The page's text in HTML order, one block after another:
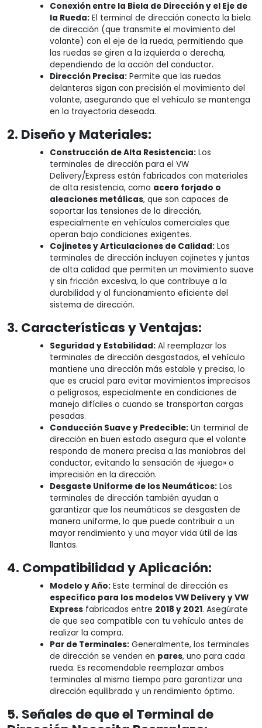
Conexión entre la Biela de Dirección y el Eje de
la Rueda:El terminal de dirección conecta la biela
de dirección (que transmite el movimiento del
volante) con el eje de la rueda, permitiendo que
las ruedas se giren a la izquierda o derecha,
dependiendo de la acción del conductor.
Dirección Precisa:Permite que las ruedas
delanteras sigan con precisión el movimiento del
volante, asegurando que el vehículo se mantenga
en la trayectoria deseada.
2. Diseño y Materiales:
Construcción de Alta Resistencia:Los
terminales de dirección para el VW
Delivery/Express están fabricados con materiales
de alta resistencia, como acero forjado o
aleaciones metálicas, que son capaces de
soportar las tensiones de la dirección,
especialmente en vehículos comerciales que
operan bajo condiciones exigentes.
Cojinetes y Articulaciones de Calidad:Los
terminales de dirección incluyen cojinetes y juntas
de alta calidad que permiten un movimiento suave
y sin fricción excesiva, lo que contribuye a la
durabilidad y al funcionamiento eficiente del
sistema de dirección.
3. Características y Ventajas:
Seguridad y Estabilidad:Al reemplazar los
terminales de dirección desgastados, el vehículo
mantiene una dirección más estable y precisa, lo
que es crucial para evitar movimientos imprecisos
o peligrosos, especialmente en condiciones de
manejo difíciles o cuando se transportan cargas
pesadas.
Conducción Suave y Predecible:Un terminal de
dirección en buen estado asegura que el volante
responda de manera precisa a las maniobras del
conductor, evitando la sensación de «juego» o
imprecisión en la dirección.
Desgaste Uniforme de los Neumáticos:Los
terminales de dirección también ayudan a
garantizar que los neumáticos se desgasten de
manera uniforme, lo que puede contribuir a un
mayor rendimiento y una mayor vida útil de las
llantas.
4. Compatibilidad y Aplicación:
Modelo y Año:Este terminal de dirección es
específico para los modelos VW Delivery y VW
Expressfabricados entre 2018 y 2021. Asegúrate
de que sea compatible con tu vehículo antes de
realizar la compra.
Par de Terminales:Generalmente, los terminales
de dirección se venden en pares, uno para cada
rueda. Es recomendable reemplazar ambos
terminales al mismo tiempo para garantizar una
dirección equilibrada y un rendimiento óptimo.
5. Señales de que el Terminal de